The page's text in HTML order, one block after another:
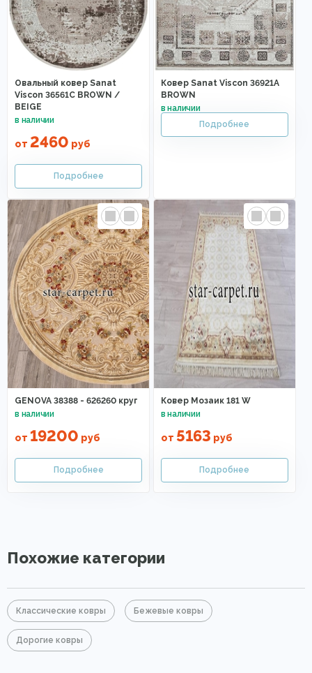
Овальный ковер Sanat
Viscon 36561C BROWN /
BEIGE
от 2460 руб
Ковер Sanat Viscon 36921A
BROWN
GENOVA 38388 - 626260 круг
от 19200 руб
Ковер Мозаик 181 W
от 5163 руб
Похожие категории
Классические ковры Бежевые ковры
Дорогие ковры